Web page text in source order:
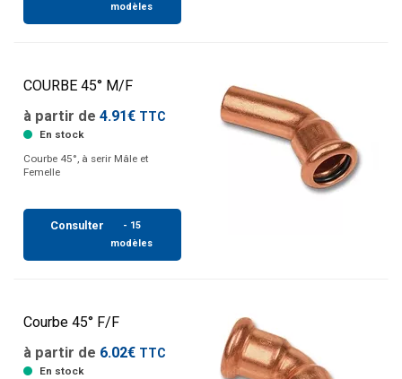
modèles
COURBE 45° M/F
à partir de 4.91€ TTC
En stock
Courbe 45°, à serir Mâle et
Femelle
Consulter
- 15
modèles
Courbe 45° F/F
à partir de 6.02€ TTC
En stock